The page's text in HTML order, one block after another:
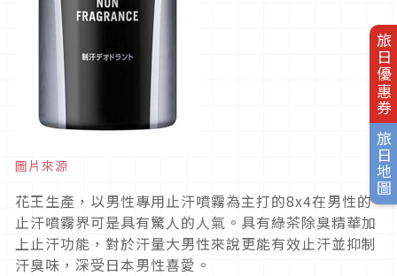
旅日優惠券
旅日地圖
圖片來源
花王生產，以男性專用止汗噴霧為主打的8x4在男性的
止汗噴霧界可是具有驚人的人氣。具有綠茶除臭精華加
上止汗功能，對於汗量大男性來說更能有效止汗並抑制
汗臭味，深受日本男性喜愛。